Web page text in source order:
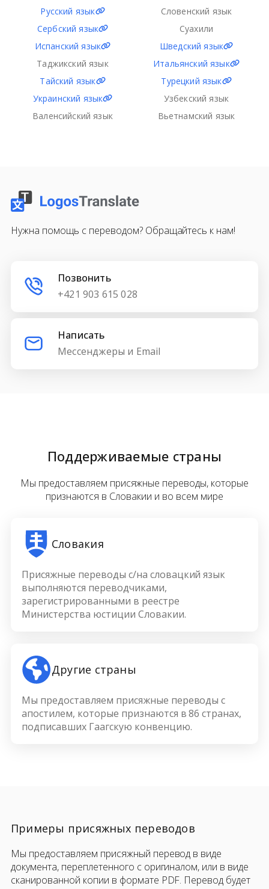
Русский язык
Словенский язык
Сербский язык
Суахили
Испанский язык
Шведский язык
Таджикский язык
Итальянский язык
Тайский язык
Турецкий язык
Украинский язык
Узбекский язык
Валенсийский язык
Вьетнамский язык
Нужна помощь с переводом? Обращайтесь к нам!
Позвонить
+421 903 615 028
Написать
Мессенджеры и Email
Поддерживаемые страны
Мы предоставляем присяжные переводы, которые
признаются в Словакии и во всем мире
Словакия
Присяжные переводы с/на словацкий язык
выполняются переводчиками,
зарегистрированными в реестре
Министерства юстиции Словакии.
Другие страны
Мы предоставляем присяжные переводы с
апостилем, которые признаются в 86 странах,
подписавших Гаагскую конвенцию.
Примеры присяжных переводов
Мы предоставляем присяжный перевод в виде
документа, переплетенного с оригиналом, или в виде
сканированной копии в формате PDF. Перевод будет